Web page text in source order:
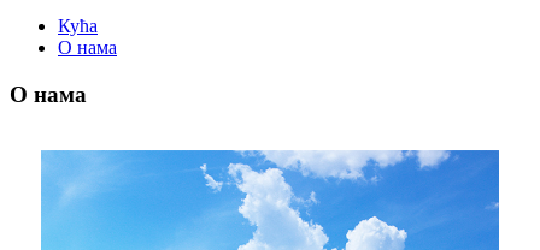
Кућа
О нама
О нама